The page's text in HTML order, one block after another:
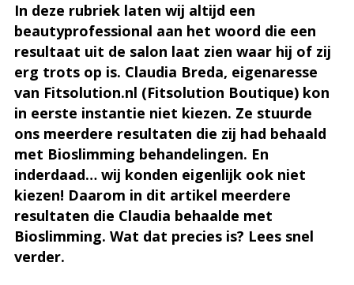
In deze rubriek laten wij altijd een
beautyprofessional aan het woord die een
resultaat uit de salon laat zien waar hij of zij
erg trots op is. Claudia Breda, eigenaresse
van Fitsolution.nl (Fitsolution Boutique) kon
in eerste instantie niet kiezen. Ze stuurde
ons meerdere resultaten die zij had behaald
met Bioslimming behandelingen. En
inderdaad… wij konden eigenlijk ook niet
kiezen! Daarom in dit artikel meerdere
resultaten die Claudia behaalde met
Bioslimming. Wat dat precies is? Lees snel
verder.